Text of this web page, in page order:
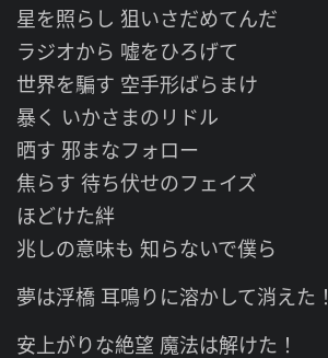
星を照らし 狙いさだめてんだ
ラジオから 嘘をひろげて
世界を騙す 空手形ばらまけ
暴く いかさまのリドル
晒す 邪まなフォロー
焦らす 待ち伏せのフェイズ
ほどけた絆
兆しの意味も 知らないで僕ら
夢は浮橋 耳鳴りに溶かして消えた！
安上がりな絶望 魔法は解けた！